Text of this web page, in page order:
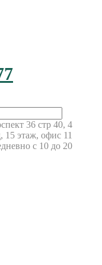
36 стр 40, 4
15 этаж, офис 11
с 10 до 20